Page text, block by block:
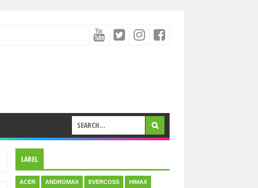
LABEL
ACER ANDROMAX EVERCOSS HIMAX